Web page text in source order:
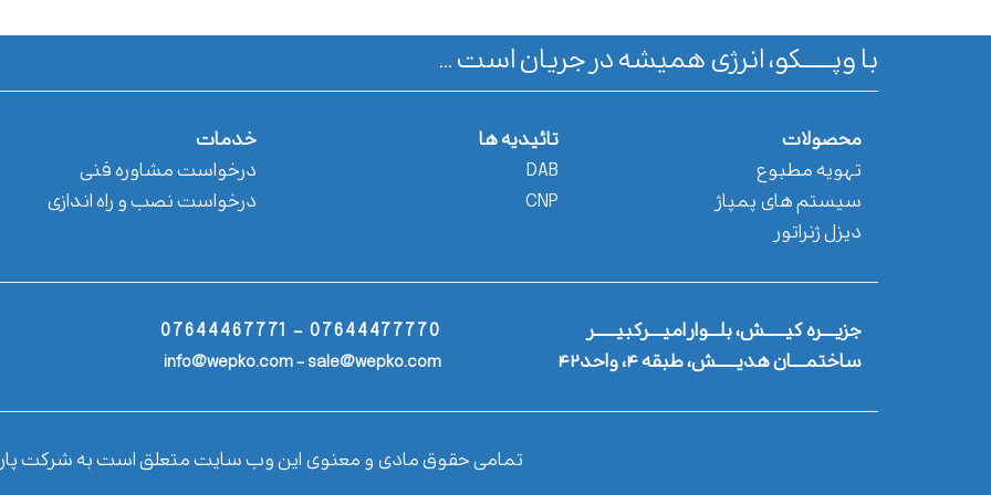
با وپـــــــکو، انرژی همیشه در جریان است ...
محصولات
تهویه مطبوع
سیستم های پمپاژ
دیزل ژنراتور
تائیدیه ها
DAB
CNP
خدمات
درخواست مشاوره فنی
درخواست نصب و راه اندازی
07644477770 - 07644467771
info@wepko.com - sale@wepko.com
جزیــــره کیــــــش، بلـــوار امیــــرکبیــــــر
ساختمــــان هدیــــــش، طبقه ۴، واحد۴۲
تمامی حقوق مادی و معنوی این وب سایت متعلق است به شرکت